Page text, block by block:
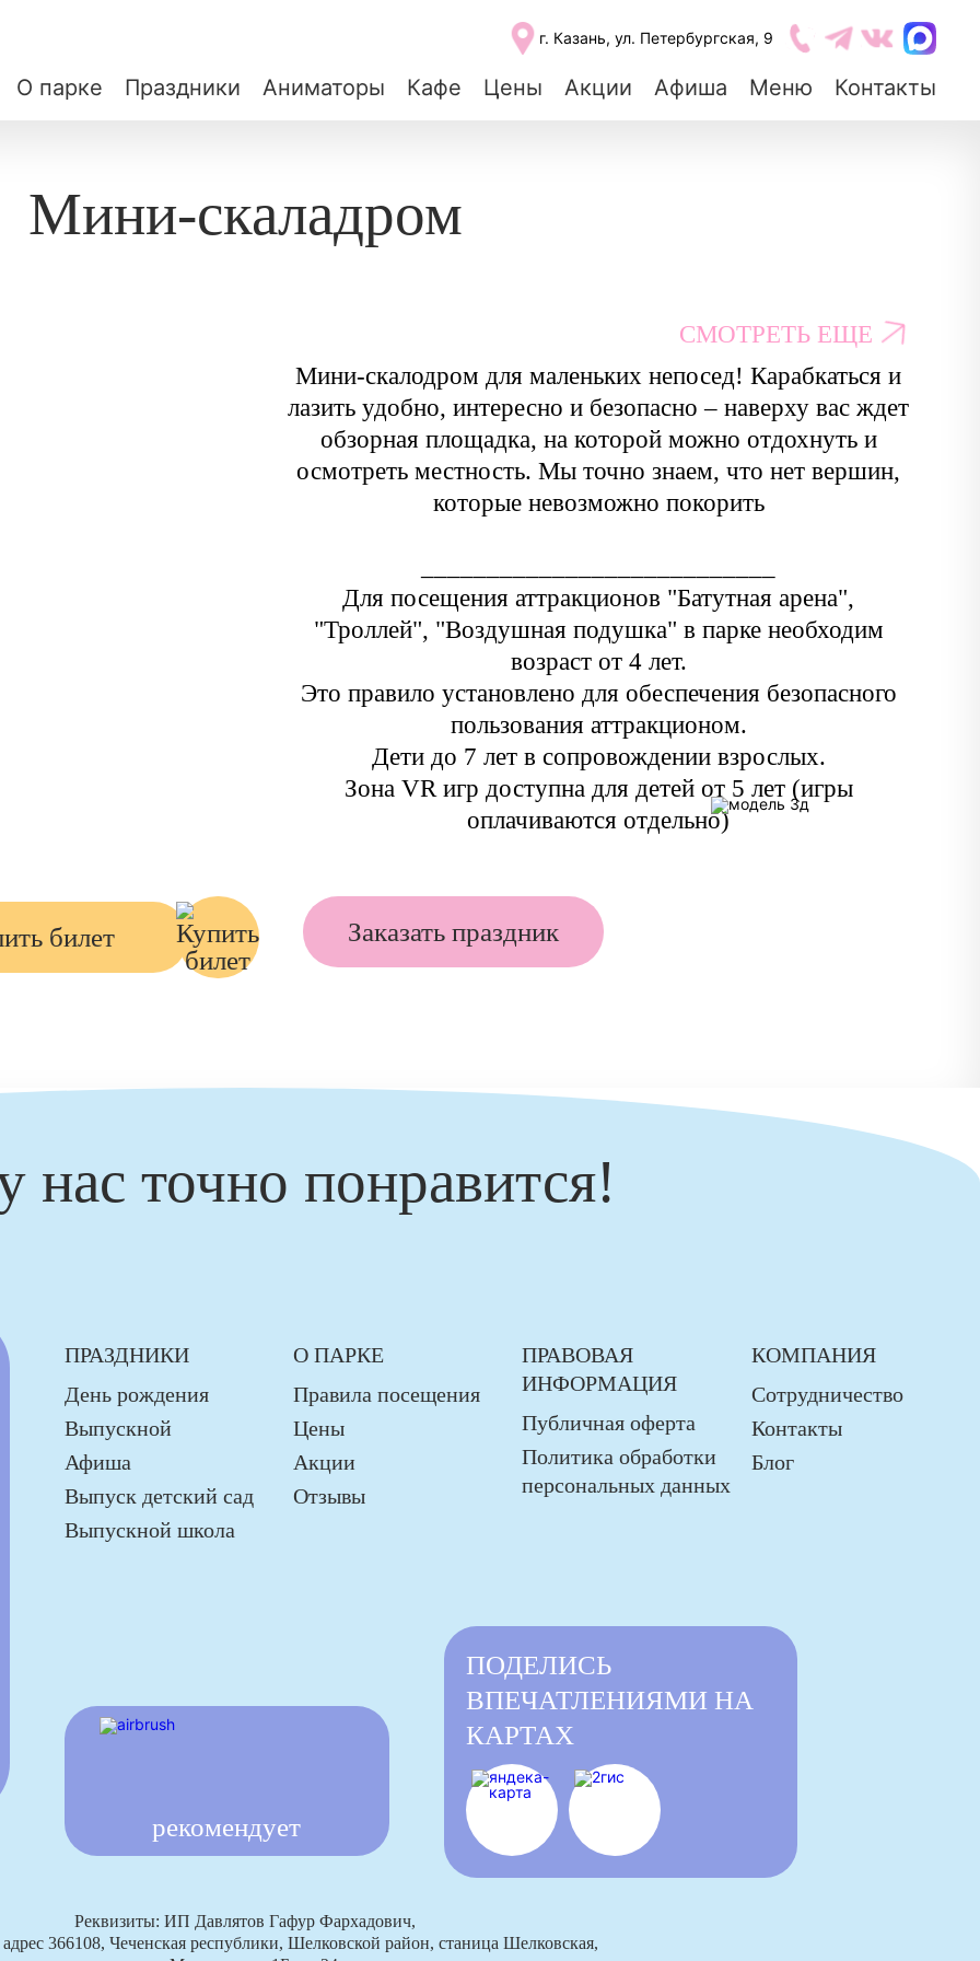
г. Казань, ул. Петербургская, 9
О парке Праздники Аниматоры Кафе Цены Акции Афиша Меню Контакты
Мини-скаладром
СМОТРЕТЬ ЕЩЕ
Мини-скалодром для маленьких непосед! Карабкаться и
лазить удобно, интересно и безопасно – наверху вас ждет
обзорная площадка, на которой можно отдохнуть и
осмотреть местность. Мы точно знаем, что нет вершин,
которые невозможно покорить
Для посещения аттракционов "Батутная арена",
"Троллей", "Воздушная подушка" в парке необходим
возраст от 4 лет.
Это правило установлено для обеспечения безопасного
пользования аттракционом.
Дети до 7 лет в сопровождении взрослых.
Зона VR игр доступна для детей от 5 лет (игры
оплачиваются отдельно)
билет Заказать праздник
нас точно понравится!
ПРАЗДНИКИ
День рождения
Выпускной
Афиша
Выпуск детский сад
Выпускной школа
О ПАРКЕ
Правила посещения
Цены
Акции
Отзывы
ПРАВОВАЯ
ИНФОРМАЦИЯ
Публичная оферта
Политика обработки
персональных данных
КОМПАНИЯ
Сотрудничество
Контакты
Блог
рекомендует
ПОДЕЛИСЬ
ВПЕЧАТЛЕНИЯМИ НА
КАРТАХ
Реквизиты: ИП Давлятов Гафур Фархадович,
366108, Чеченская республики, Шелковской район, станица Шелковская,